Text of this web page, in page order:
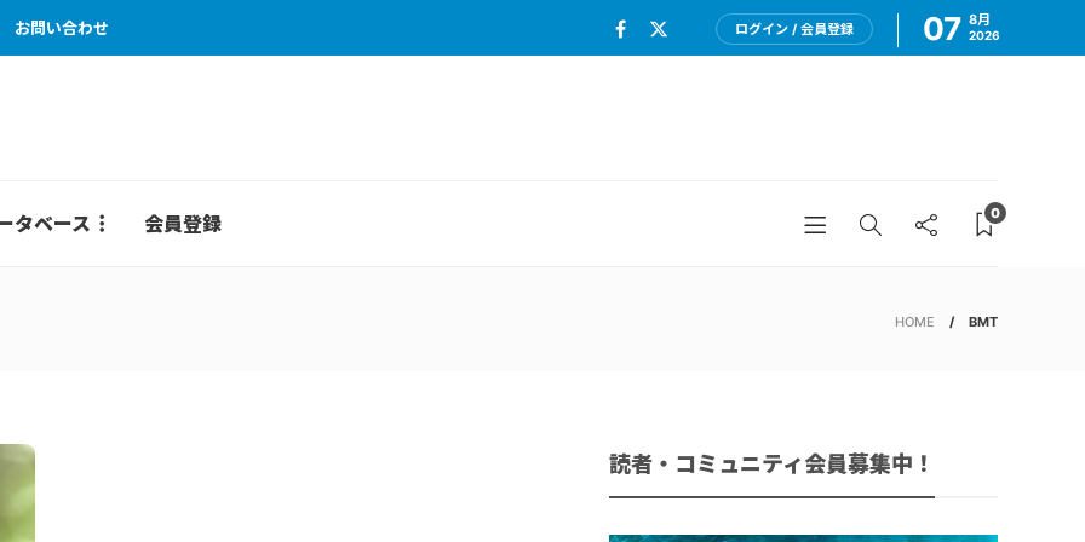
お問い合わせ ログイン / 会員登録 07 8月
2026
タベース 会員登録 0
HOME BMT
読者・コミュニティ会員募集中！